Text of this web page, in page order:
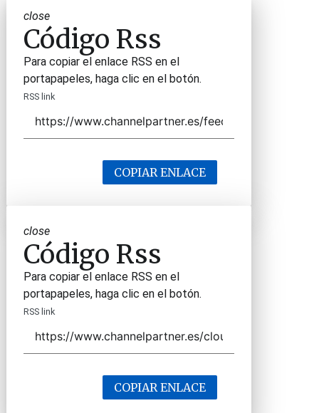
close
Código Rss
Para copiar el enlace RSS en el
portapapeles, haga clic en el botón.
RSS link
COPIAR ENLACE
close
Código Rss
Para copiar el enlace RSS en el
portapapeles, haga clic en el botón.
RSS link
COPIAR ENLACE